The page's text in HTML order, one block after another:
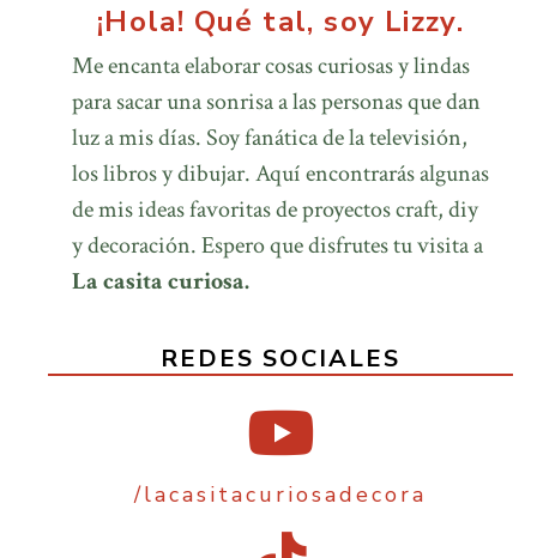
¡Hola! Qué tal, soy Lizzy.
Me encanta elaborar cosas curiosas y lindas
para sacar una sonrisa a las personas que dan
luz a mis días. Soy fanática de la televisión,
los libros y dibujar. Aquí encontrarás algunas
de mis ideas favoritas de proyectos craft, diy
y decoración. Espero que disfrutes tu visita a
La casita curiosa.
REDES SOCIALES
/lacasitacuriosadecora